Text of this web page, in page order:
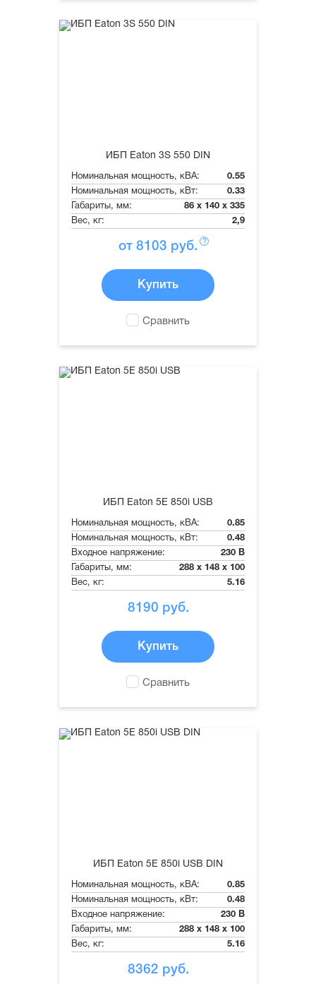
ИБП Eaton 3S 550 DIN
Номинальная мощность, кВА:
0.55
Номинальная мощность, кВт:
0.33
Габариты, мм:
86 x 140 x 335
Вес, кг:
2,9
от 8103 руб. ?
Купить
Сравнить
ИБП Eaton 5E 850i USB
Номинальная мощность, кВА:
0.85
Номинальная мощность, кВт:
0.48
Входное напряжение:
230 В
Габариты, мм:
288 x 148 x 100
Вес, кг:
5.16
8190 руб.
Купить
Сравнить
ИБП Eaton 5E 850i USB DIN
Номинальная мощность, кВА:
0.85
Номинальная мощность, кВт:
0.48
Входное напряжение:
230 В
Габариты, мм:
288 x 148 x 100
Вес, кг:
5.16
8362 руб.